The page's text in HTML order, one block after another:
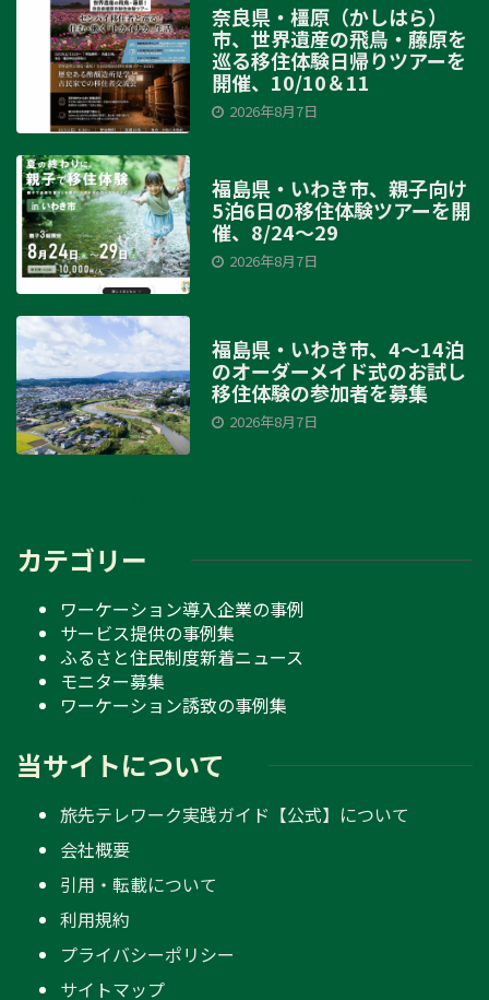
奈良県・橿原（かしはら）
市、世界遺産の飛鳥・藤原を
巡る移住体験日帰りツアーを
開催、10/10＆11
2026年8月7日
福島県・いわき市、親子向け
5泊6日の移住体験ツアーを開
催、8/24～29
2026年8月7日
福島県・いわき市、4～14泊
のオーダーメイド式のお試し
移住体験の参加者を募集
2026年8月7日
カテゴリー
ワーケーション導入企業の事例
サービス提供の事例集
ふるさと住民制度新着ニュース
モニター募集
ワーケーション誘致の事例集
当サイトについて
旅先テレワーク実践ガイド【公式】について
会社概要
引用・転載について
利用規約
プライバシーポリシー
サイトマップ